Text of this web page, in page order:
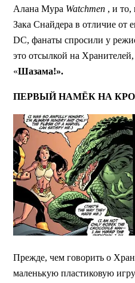
Алана Мура Watchmen , и то,
Зака Снайдера в отличие от
DC, фанаты спросили у
это отсылкой на
«Шазама!».
ПЕРВЫЙ НАМЁК НА
Прежде, чем говорить о
маленькую пластиковую